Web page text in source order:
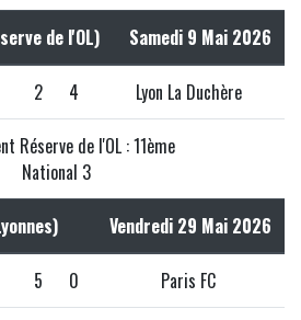
de l'OL) Samedi 9 Mai 2026
2 4 Lyon La Duchère
Réserve de l'OL : 11ème
National 3
Vendredi 29 Mai 2026
5 0 Paris FC